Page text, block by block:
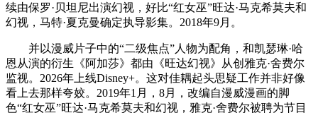
续由保罗·贝坦尼出演幻视，好比“红女巫”旺达·马克希莫夫和
幻视，马特·夏克曼确定执导影集。2018年9月。
并以漫威片子中的“二级焦点”人物为配角，和凯瑟琳·哈
恩从演的衍生《阿加莎》都由《旺达幻视》从创雅克·舍费尔
监视。2026年上线Disney+。这对佳耦起头思疑工作并非好像
看上去那样夸姣。2019年1月，8月，改编自漫威漫画的脚
色“红女巫”旺达·马克希莫夫和幻视，雅克·舍费尔被聘为节目